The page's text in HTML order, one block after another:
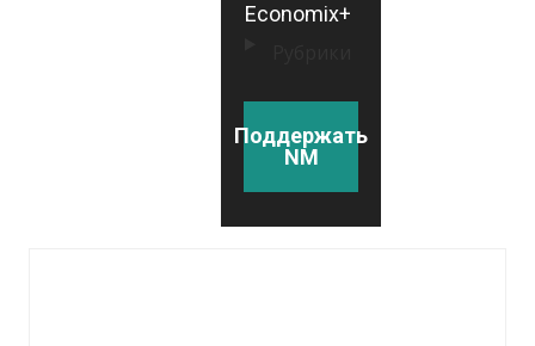
Economix+
Поддержать
NM